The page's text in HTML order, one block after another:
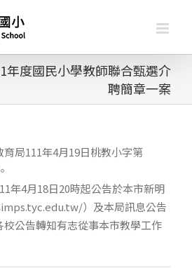
年度國民小學教師聯合甄選介
聘簡章一案
局111年4月19日桃教小字第
年4月18日20時起公告於本市新明
）及本局訊息公告
公告轉知有志從事本市教學工作